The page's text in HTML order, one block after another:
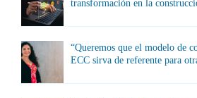
transformación en la
“Queremos que el modelo de
ECC sirva de referente para